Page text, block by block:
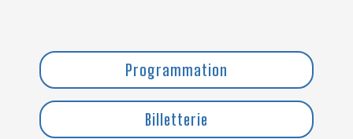
Programmation
Billetterie